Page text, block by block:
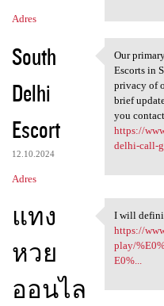
Adres
South
Delhi
Escort
12.10.2024
Adres
Our
Our
Escorts in
privacy of
brief
you
https://
delhi-call-
แทง
หวย
ออนไล
I will
I will
https://
play/
E0%...